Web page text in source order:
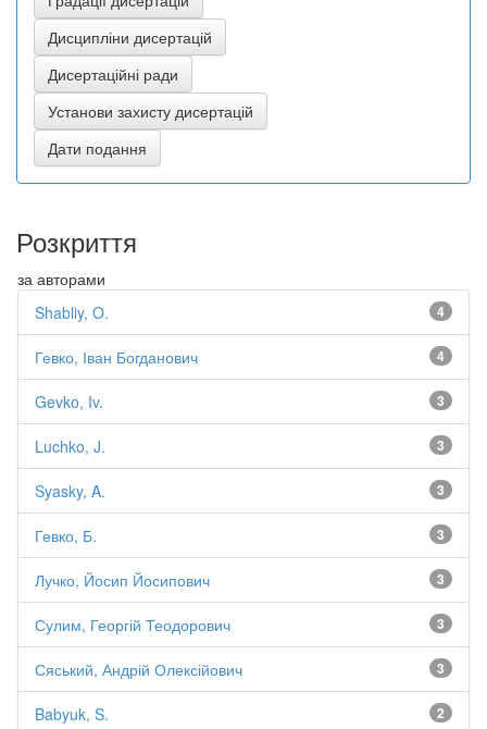
Розкриття
за авторами
4
Shabliy, O.
4
Гевко, Іван Богданович
3
Gevko, Iv.
3
Luchko, J.
3
Syasky, A.
3
Гевко, Б.
3
Лучко, Йосип Йосипович
3
Сулим, Георгій Теодорович
3
Сяський, Андрій Олексійович
2
Babyuk, S.